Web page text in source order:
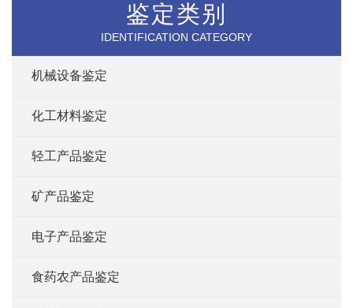
鉴定类别
IDENTIFICATION CATEGORY
机械设备鉴定
化工材料鉴定
轻工产品鉴定
矿产品鉴定
电子产品鉴定
食药农产品鉴定